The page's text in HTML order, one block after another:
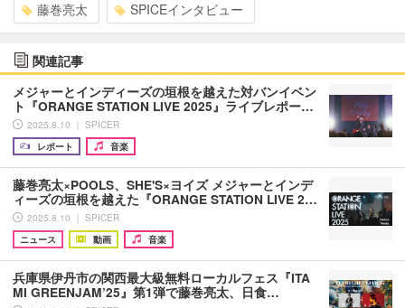
藤巻亮太 SPICEインタビュー
関連記事
メジャーとインディーズの垣根を越えた対バンイベン
ト『ORANGE STATION LIVE 2025』ライブレポー…
2025.8.10 ｜ SPICER
レポート
音楽
藤巻亮太×POOLS、SHE'S×ヨイズ メジャーとインデ
ィーズの垣根を越えた『ORANGE STATION LIVE 2…
2025.8.10 ｜ SPICER
ニュース
動画 音楽
兵庫県伊丹市の関西最大級無料ローカルフェス『ITA
MI GREENJAM’25』第1弾で藤巻亮太、日食…